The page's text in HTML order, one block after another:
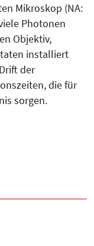
Mikroskop (NA:
Photonen
Objektiv,
installiert
der
die für
sorgen.